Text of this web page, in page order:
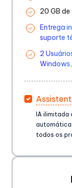
20 GB
Entrega
suporte
2
IA ilimitada
automática
todos os